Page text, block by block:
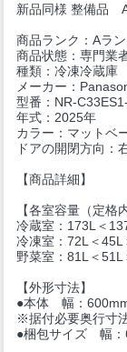
新品同様 整備品
商品ランク：Aラン
商品状態：専門業
種類：冷凍冷蔵庫
メーカー：
型番：NR-
年式：2025年
カラー：マットベ
ドアの開閉方向：
【商品詳細】
【各室容量（定格
冷蔵室：173L＜
冷凍室：72L＜45L
野菜室：81L＜51L
【外形寸法】
●本体 幅：
※据付必要奥行寸
●梱包サイズ 幅：